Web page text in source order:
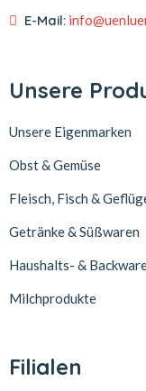
E-Mail:
Unsere
Unsere Eigenmarken
Obst & Gemüse
Fleisch, Fisch &
Getränke & Süßwaren
Haushalts- &
Milchprodukte
Filialen